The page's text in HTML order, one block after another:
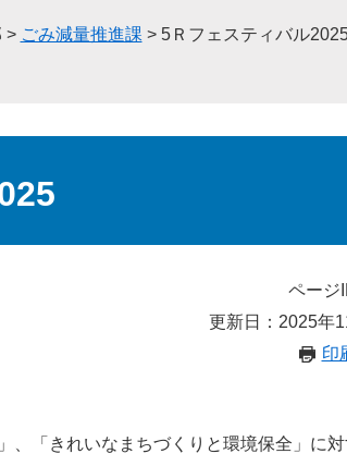
> ごみ減量推進課 > 5Ｒフェスティバル
ページ
更新日：2025年
印
「きれいなまちづくりと環境保全」に